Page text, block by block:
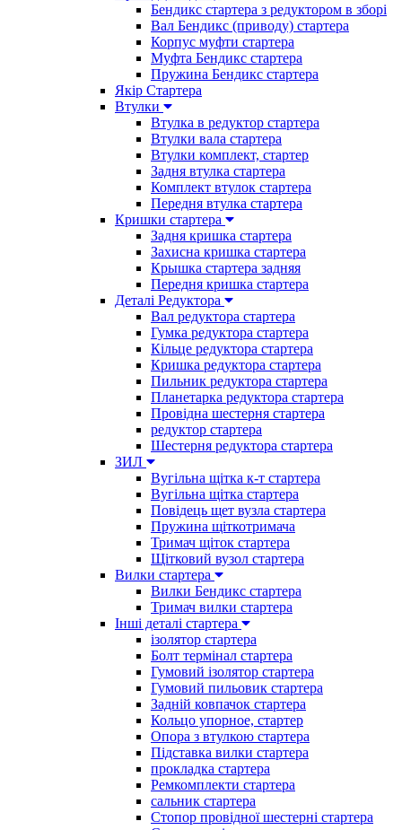
Бендикс стартера з редуктором в зборі
Вал Бендикс (приводу) стартера
Корпус муфти стартера
Муфта Бендикс стартера
Пружина Бендикс стартера
Якір Стартера
Втулки
Втулка в редуктор стартера
Втулки вала стартера
Втулки комплект, стартер
Задня втулка стартера
Комплект втулок стартера
Передня втулка стартера
Кришки стартера
Задня кришка стартера
Захисна кришка стартера
Крышка стартера задняя
Передня кришка стартера
Деталі Редуктора
Вал редуктора стартера
Гумка редуктора стартера
Кільце редуктора стартера
Кришка редуктора стартера
Пильник редуктора стартера
Планетарка редуктора стартера
Провідна шестерня стартера
редуктор стартера
Шестерня редуктора стартера
ЗИЛ
Вугільна щітка к-т стартера
Вугільна щітка стартера
Повідець щет вузла стартера
Пружина щіткотримача
Тримач щіток стартера
Щітковий вузол стартера
Вилки стартера
Вилки Бендикс стартера
Тримач вилки стартера
Інші деталі стартера
ізолятор стартера
Болт термінал стартера
Гумовий ізолятор стартера
Гумовий пильовик стартера
Задній ковпачок стартера
Кольцо упорное, стартер
Опора з втулкою стартера
Підставка вилки стартера
прокладка стартера
Ремкомплекти стартера
сальник стартера
Стопор провідної шестерні стартера